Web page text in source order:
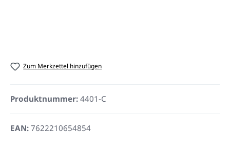
Zum Merkzettel hinzufügen
Produktnummer: 4401-C
EAN: 7622210654854